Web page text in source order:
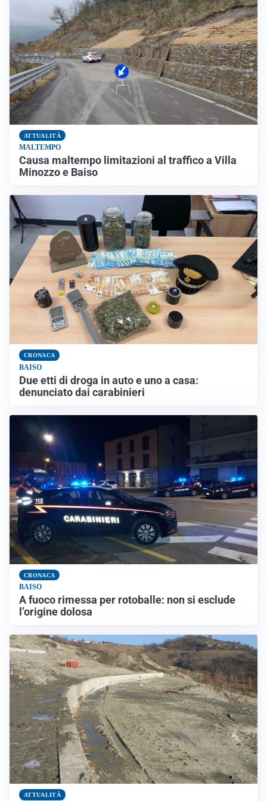
ATTUALITÀ
MALTEMPO
Causa maltempo limitazioni al traffico a Villa
Minozzo e Baiso
CRONACA
BAISO
Due etti di droga in auto e uno a casa:
denunciato dai carabinieri
CRONACA
BAISO
A fuoco rimessa per rotoballe: non si esclude
l’origine dolosa
ATTUALITÀ